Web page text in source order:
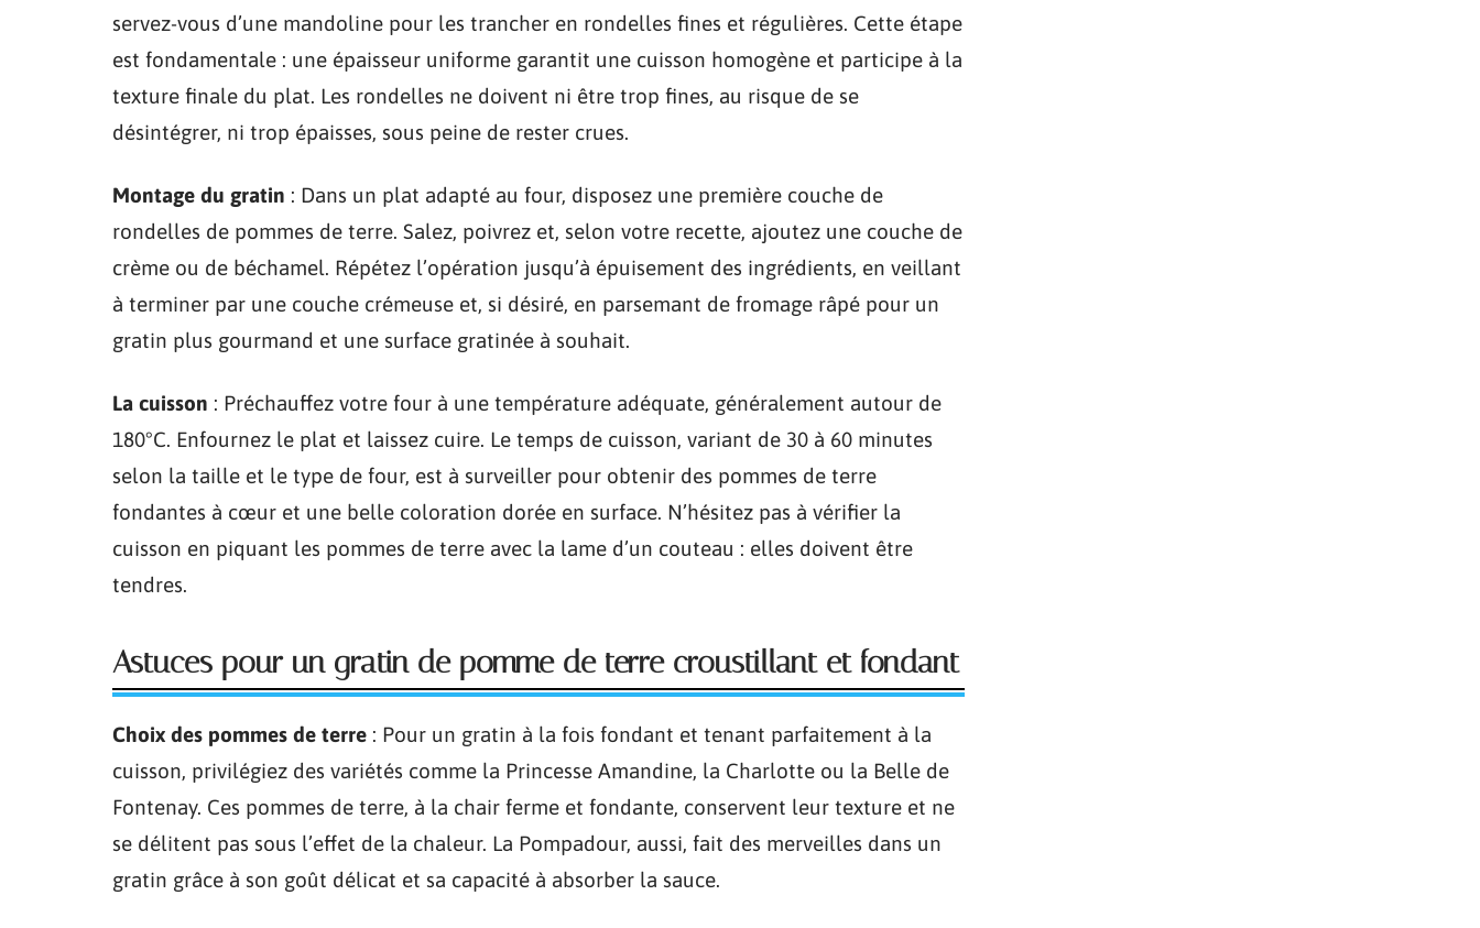
servez-vous d’une mandoline pour les trancher en rondelles fines et régulières. Cette étape
est fondamentale : une épaisseur uniforme garantit une cuisson homogène et participe à la
texture finale du plat. Les rondelles ne doivent ni être trop fines, au risque de se
désintégrer, ni trop épaisses, sous peine de rester crues.
Montage du gratin : Dans un plat adapté au four, disposez une première couche de
rondelles de pommes de terre. Salez, poivrez et, selon votre recette, ajoutez une couche de
crème ou de béchamel. Répétez l’opération jusqu’à épuisement des ingrédients, en veillant
à terminer par une couche crémeuse et, si désiré, en parsemant de fromage râpé pour un
gratin plus gourmand et une surface gratinée à souhait.
La cuisson : Préchauffez votre four à une température adéquate, généralement autour de
180°C. Enfournez le plat et laissez cuire. Le temps de cuisson, variant de 30 à 60 minutes
selon la taille et le type de four, est à surveiller pour obtenir des pommes de terre
fondantes à cœur et une belle coloration dorée en surface. N’hésitez pas à vérifier la
cuisson en piquant les pommes de terre avec la lame d’un couteau : elles doivent être
tendres.
Astuces pour un gratin de pomme de terre croustillant et fondant
Choix des pommes de terre : Pour un gratin à la fois fondant et tenant parfaitement à la
cuisson, privilégiez des variétés comme la Princesse Amandine, la Charlotte ou la Belle de
Fontenay. Ces pommes de terre, à la chair ferme et fondante, conservent leur texture et ne
se délitent pas sous l’effet de la chaleur. La Pompadour, aussi, fait des merveilles dans un
gratin grâce à son goût délicat et sa capacité à absorber la sauce.